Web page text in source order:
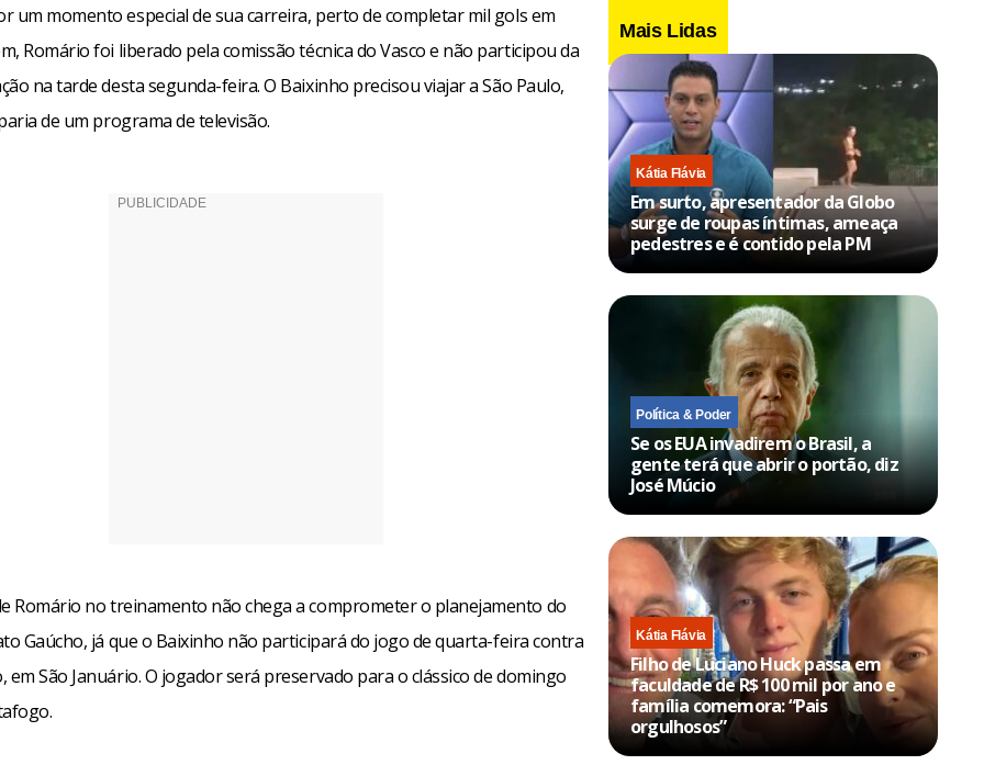
um momento especial de sua carreira, perto de completar mil gols em
Romário foi liberado pela comissão técnica do Vasco e não participou da
na tarde desta segunda-feira. O Baixinho precisou viajar a São Paulo,
de um programa de televisão.
Romário no treinamento não chega a comprometer o planejamento do
Gaúcho, já que o Baixinho não participará do jogo de quarta-feira contra
em São Januário. O jogador será preservado para o clássico de domingo
Mais Lidas
Kátia Flávia
Em surto, apresentador da Globo
surge de roupas íntimas, ameaça
pedestres e é contido pela PM
Política & Poder
Se os EUA invadirem o Brasil, a
gente terá que abrir o portão, diz
José Múcio
Kátia Flávia
Filho de Luciano Huck passa em
faculdade de R$ 100 mil por ano e
família comemora: “Pais
orgulhosos”